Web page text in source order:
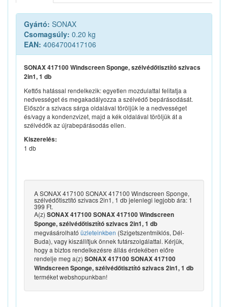
Gyártó: SONAX
Csomagsúly: 0.20 kg
EAN: 4064700417106
SONAX 417100 Windscreen Sponge, szélvédőtisztító szivacs
2in1, 1 db
Kettős hatással rendelkezik: egyetlen mozdulattal felitatja a
nedvességet és megakadályozza a szélvédő bepárásodását.
Először a szivacs sárga oldalával töröljük le a nedvességet
és/vagy a kondenzvizet, majd a kék oldalával töröljük át a
szélvédők az újrabepárásodás ellen.
Kiszerelés:
1 db
A SONAX 417100 SONAX 417100 Windscreen Sponge,
szélvédőtisztító szivacs 2in1, 1 db jelenlegi legjobb ára: 1
399 Ft.
A(z) SONAX 417100 SONAX 417100 Windscreen
Sponge, szélvédőtisztító szivacs 2in1, 1 db
megvásárolható üzleteinkben (Szigetszentmiklós, Dél-
Buda), vagy kiszállítjuk önnek futárszolgálattal. Kérjük,
hogy a biztos rendelkezésre állás érdekében előre
rendelje meg a(z) SONAX 417100 SONAX 417100
Windscreen Sponge, szélvédőtisztító szivacs 2in1, 1 db
terméket webshopunkban!